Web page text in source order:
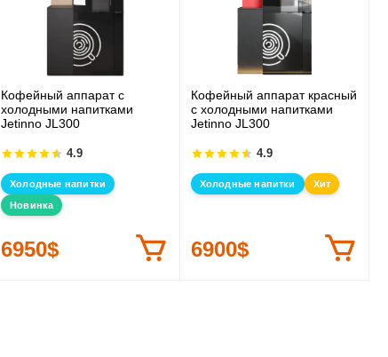
Кофейный аппарат с
холодными напитками
Jetinno JL300
4.9
Холодные напитки
Новинка
6950$
Кофейный аппарат красный
с холодными напитками
Jetinno JL300
4.9
Холодные напитки Хит
6900$